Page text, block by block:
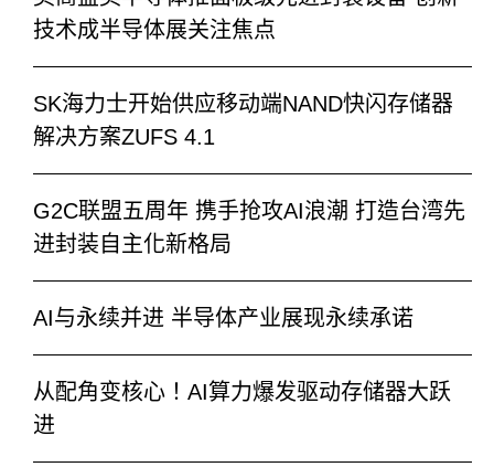
技术成半导体展关注焦点
SK海力士开始供应移动端NAND快闪存储器
解决方案ZUFS 4.1
G2C联盟五周年 携手抢攻AI浪潮 打造台湾先
进封装自主化新格局
AI与永续并进 半导体产业展现永续承诺
从配角变核心！AI算力爆发驱动存储器大跃
进